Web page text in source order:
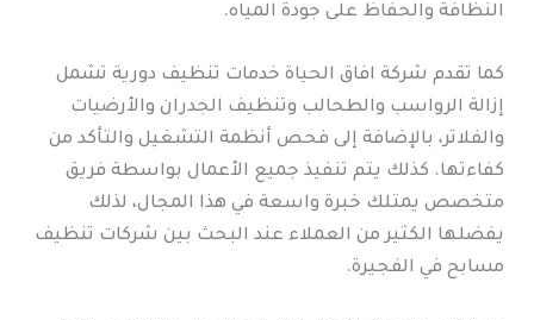
النظافة والحفاظ على جودة المياه.
كما تقدم شركة افاق الحياة خدمات تنظيف دورية تشمل
إزالة الرواسب والطحالب وتنظيف الجدران والأرضيات
والفلاتر، بالإضافة إلى فحص أنظمة التشغيل والتأكد من
كفاءتها. كذلك يتم تنفيذ جميع الأعمال بواسطة فريق
متخصص يمتلك خبرة واسعة في هذا المجال، لذلك
يفضلها الكثير من العملاء عند البحث بين شركات تنظيف
مسابح في الفجيرة.